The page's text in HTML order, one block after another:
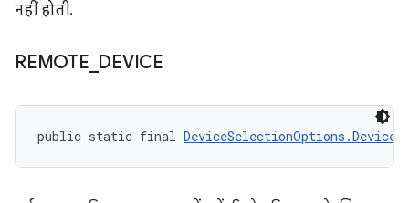
नहीं होती.
REMOTE DEVICE
public static final